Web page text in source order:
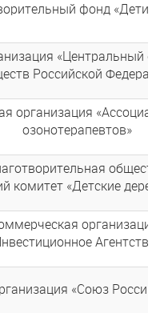
фонд «Дети
«Центральный
Российской
организация
озонотерапевтов»
комитет «Детские
организация
Агентство»
«Союз